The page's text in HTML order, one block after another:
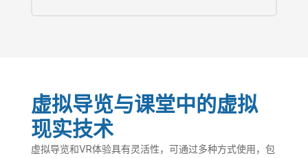
虚拟导览与课堂中的虚拟
现实技术
虚拟导览和VR体验具有灵活性，可通过多种方式使用，包